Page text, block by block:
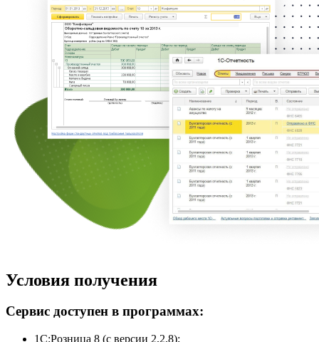
Условия получения
Сервис доступен в программах:
1С:Розница 8 (с версии 2.2.8);